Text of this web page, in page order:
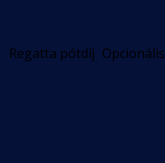
Regatta pótdíj Opcionális